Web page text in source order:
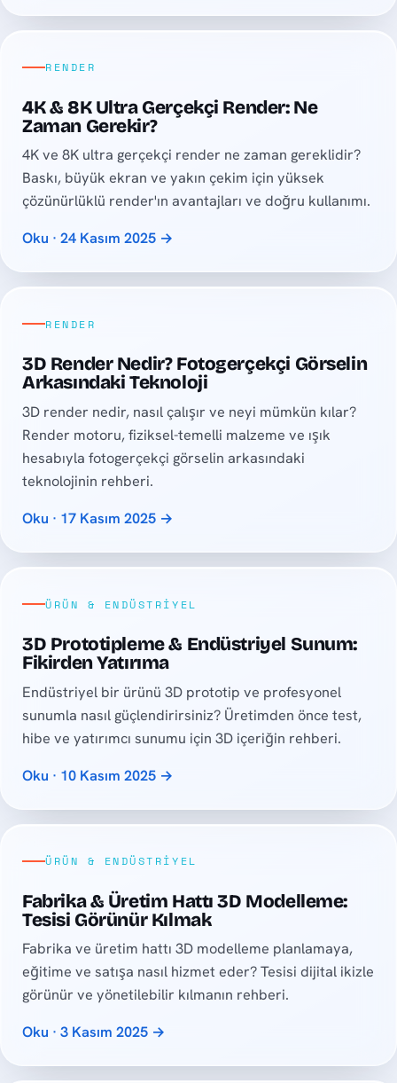
RENDER
4K & 8K Ultra Gerçekçi Render: Ne
Zaman Gerekir?
4K ve 8K ultra gerçekçi render ne zaman gereklidir?
Baskı, büyük ekran ve yakın çekim için yüksek
çözünürlüklü render'ın avantajları ve doğru kullanımı.
Oku · 24 Kasım 2025 →
RENDER
3D Render Nedir? Fotogerçekçi Görselin
Arkasındaki Teknoloji
3D render nedir, nasıl çalışır ve neyi mümkün kılar?
Render motoru, fiziksel-temelli malzeme ve ışık
hesabıyla fotogerçekçi görselin arkasındaki
teknolojinin rehberi.
Oku · 17 Kasım 2025 →
ÜRÜN & ENDÜSTRIYEL
3D Prototipleme & Endüstriyel Sunum:
Fikirden Yatırıma
Endüstriyel bir ürünü 3D prototip ve profesyonel
sunumla nasıl güçlendirirsiniz? Üretimden önce test,
hibe ve yatırımcı sunumu için 3D içeriğin rehberi.
Oku · 10 Kasım 2025 →
ÜRÜN & ENDÜSTRIYEL
Fabrika & Üretim Hattı 3D Modelleme:
Tesisi Görünür Kılmak
Fabrika ve üretim hattı 3D modelleme planlamaya,
eğitime ve satışa nasıl hizmet eder? Tesisi dijital ikizle
görünür ve yönetilebilir kılmanın rehberi.
Oku · 3 Kasım 2025 →